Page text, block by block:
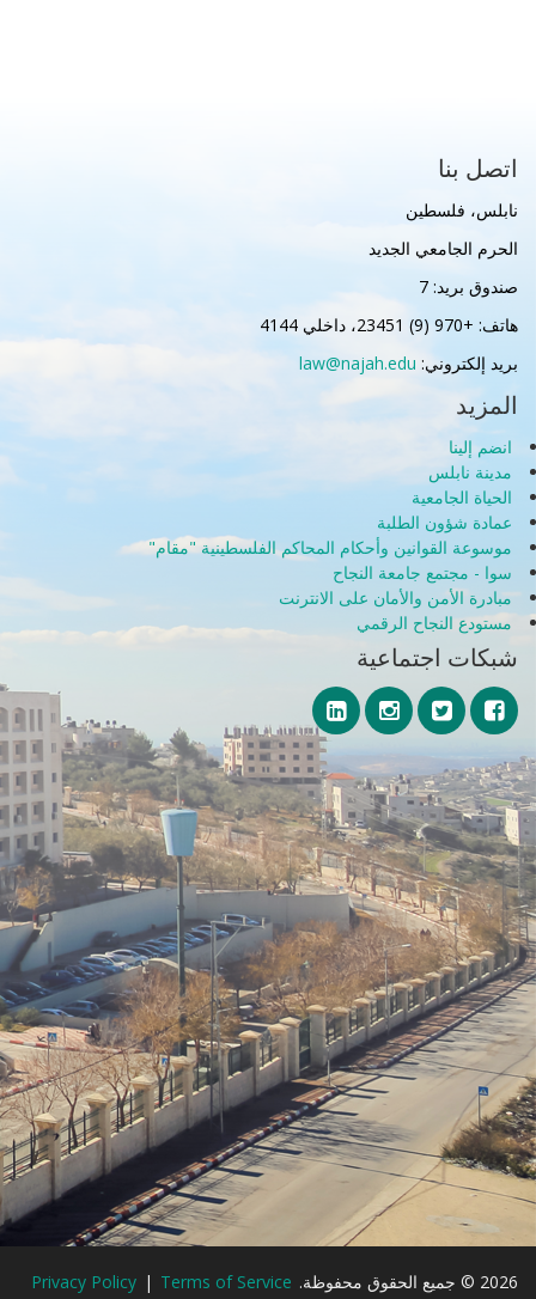
اتصل بنا
نابلس، فلسطين
الحرم الجامعي الجديد
صندوق بريد: 7
هاتف: +970 (9) 23451، داخلي 4144
بريد إلكتروني: law@najah.edu
المزيد
انضم إلينا
مدينة نابلس
الحياة الجامعية
عمادة شؤون الطلبة
موسوعة القوانين وأحكام المحاكم الفلسطينية "مقام"
سوا - مجتمع جامعة النجاح
مبادرة الأمن والأمان على الانترنت
مستودع النجاح الرقمي
شبكات اجتماعية
2026 © جميع الحقوق محفوظة. Privacy Policy | Terms of Service